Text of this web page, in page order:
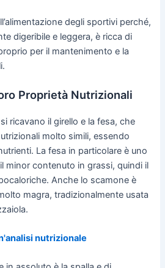
degli sportivi perché,
digeribile e leggera, è ricca di
per il mantenimento e la
Proprietà Nutrizionali
ricavano il girello e la fesa, che
molto simili, essendo
La fesa in particolare è uno
minor contenuto in grassi, quindi il
Anche lo scamone è
magra, tradizionalmente usata
nutrizionale